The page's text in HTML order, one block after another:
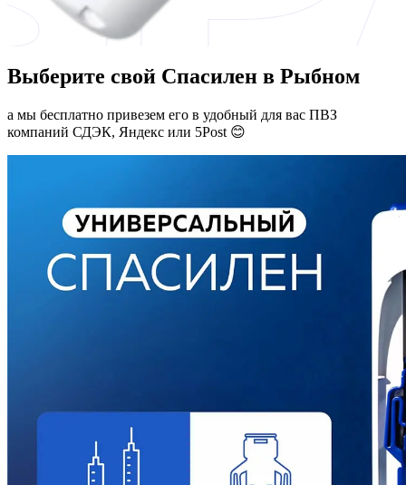
Выберите свой Спасилен в Рыбном
а мы бесплатно привезем его в удобный для вас ПВЗ
компаний СДЭК, Яндекс или 5Post 😊